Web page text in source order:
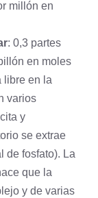
millón en
: 0,3 partes
en moles
libre en la
varios
y
se extrae
de fosfato). La
que la
y de varias